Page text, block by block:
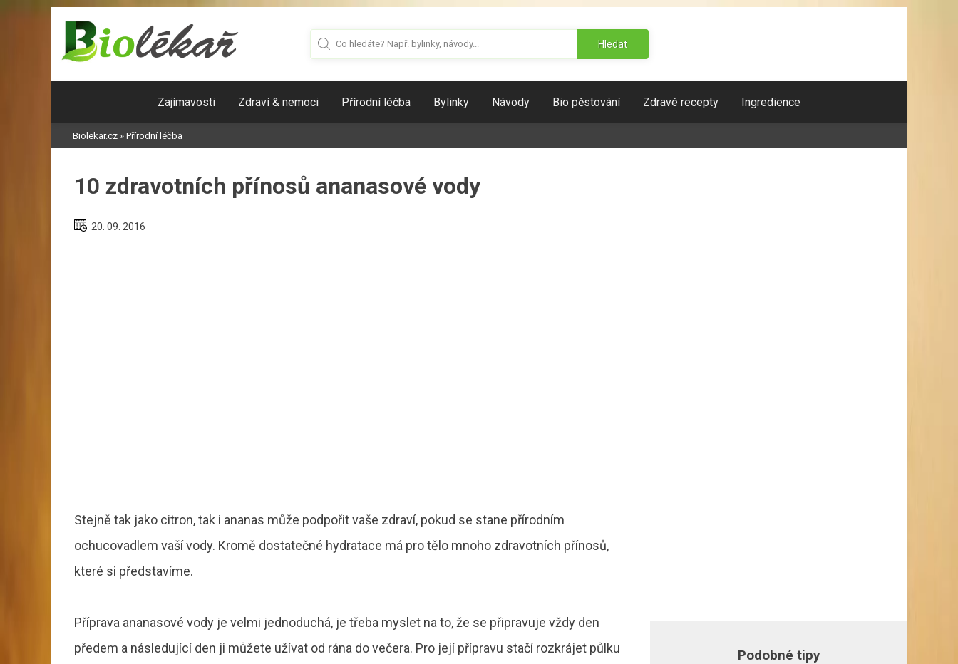
Hledat
Zajímavosti Zdraví & nemoci Přírodní léčba Bylinky Návody Bio pěstování Zdravé recepty Ingredience
Biolekar.cz » Přírodní léčba
10 zdravotních přínosů ananasové vody
20. 09. 2016
Stejně tak jako citron, tak i ananas může podpořit vaše zdraví, pokud se stane přírodním
ochucovadlem vaší vody. Kromě dostatečné hydratace má pro tělo mnoho zdravotních přínosů,
které si představíme.
Příprava ananasové vody je velmi jednoduchá, je třeba myslet na to, že se připravuje vždy den
předem a následující den ji můžete užívat od rána do večera. Pro její přípravu stačí rozkrájet půlku
Podobné tipy